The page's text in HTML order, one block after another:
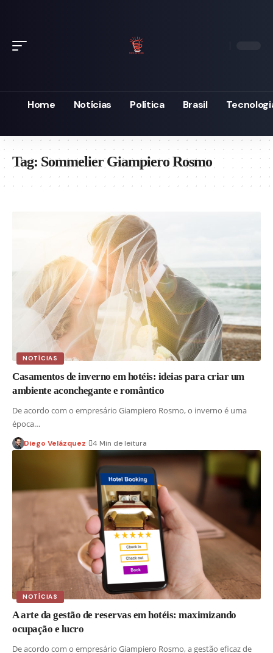
Home Notícias Política Brasil
Tag:Sommelier Giampiero Rosmo
NOTÍCIAS
Casamentos de inverno em hotéis: ideias para criar um
ambiente aconchegante e romântico
De acordo com o empresário Giampiero Rosmo, o inverno é uma
época…
Diego Velázquez 4 Min de leitura
NOTÍCIAS
A arte da gestão de reservas em hotéis: maximizando
ocupação e lucro
De acordo com o empresário Giampiero Rosmo, a gestão eficaz de